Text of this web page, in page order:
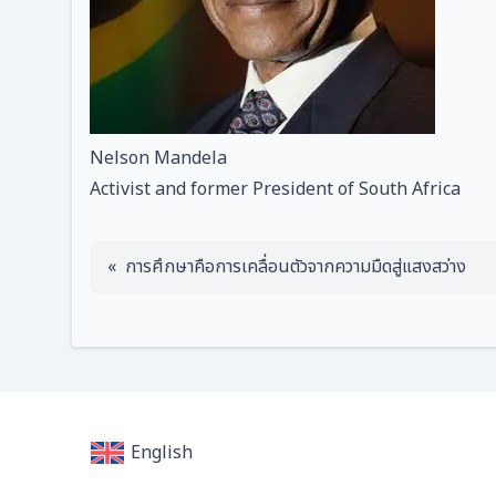
Nelson Mandela
Activist and former President of South Africa
แนะแนวเรื่อง
การศึกษาคือการเคลื่อนตัวจากความมืดสู่แสงสว่าง
English